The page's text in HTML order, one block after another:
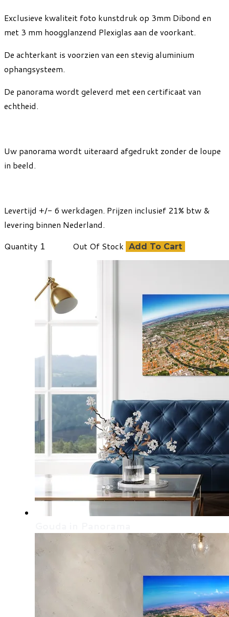
Exclusieve kwaliteit foto kunstdruk op 3mm Dibond en
met 3 mm hoogglanzend Plexiglas aan de voorkant.
De achterkant is voorzien van een stevig aluminium
ophangsysteem.
De panorama wordt geleverd met een certificaat van
echtheid.
Uw panorama wordt uiteraard afgedrukt zonder de loupe
in beeld.
Levertijd +/- 6 werkdagen. Prijzen inclusief 21% btw &
levering binnen Nederland.
Quantity
Out Of Stock Add To Cart